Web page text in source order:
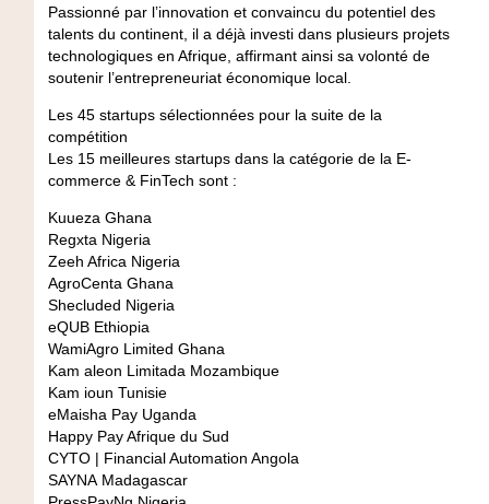
Passionné par l’innovation et convaincu du potentiel des
talents du continent, il a déjà investi dans plusieurs projets
technologiques en Afrique, affirmant ainsi sa volonté de
soutenir l’entrepreneuriat économique local.
Les 45 startups sélectionnées pour la suite de la
compétition
Les 15 meilleures startups dans la catégorie de la E-
commerce & FinTech sont :
KuuezaGhana
RegxtaNigeria
Zeeh AfricaNigeria
AgroCentaGhana
Shecluded Nigeria
eQUBEthiopia
WamiAgro Limited Ghana
Kam aleon LimitadaMozambique
Kam ioun Tunisie
eMaisha PayUganda
Happy PayAfrique du Sud
CYTO | Financial Automation Angola
SAYNAMadagascar